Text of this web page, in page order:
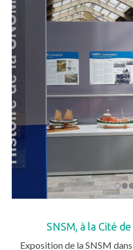
SNSM, à la Cité
Exposition de la SNSM